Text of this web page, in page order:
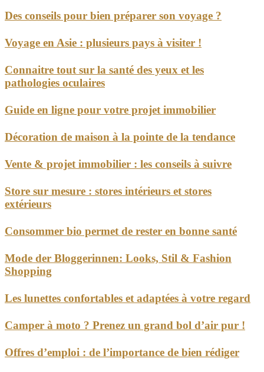
Des conseils pour bien préparer son voyage ?
Voyage en Asie : plusieurs pays à visiter !
Connaitre tout sur la santé des yeux et les
pathologies oculaires
Guide en ligne pour votre projet immobilier
Décoration de maison à la pointe de la tendance
Vente & projet immobilier : les conseils à suivre
Store sur mesure : stores intérieurs et stores
extérieurs
Consommer bio permet de rester en bonne santé
Mode der Bloggerinnen: Looks, Stil & Fashion
Shopping
Les lunettes confortables et adaptées à votre regard
Camper à moto ? Prenez un grand bol d’air pur !
Offres d’emploi : de l’importance de bien rédiger